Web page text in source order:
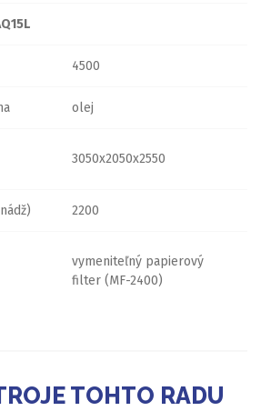
4500
olej
3050x2050x2550
2200
vymeniteľný papierový
filter (MF-2400)
TOHTO RADU